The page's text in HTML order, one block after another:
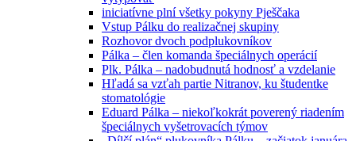
iniciatívne plní všetky pokyny Pješčaka
Vstup Pálku do realizačnej skupiny
Rozhovor dvoch podplukovníkov
Pálka – člen komanda špeciálnych operácií
Plk. Pálka – nadobudnutá hodnosť a vzdelanie
Hľadá sa vzťah partie Nitranov, ku študentke
stomatológie
Eduard Pálka – niekoľkokrát poverený riadením
špeciálnych vyšetrovacích týmov